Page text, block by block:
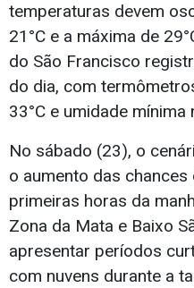
temperaturas devem
21°C e a máxima de
do São Francisco
do dia, com
33°C e umidade mínima
No sábado (23), o
o aumento das
primeiras horas da
Zona da Mata e Baixo
apresentar períodos
com nuvens durante a